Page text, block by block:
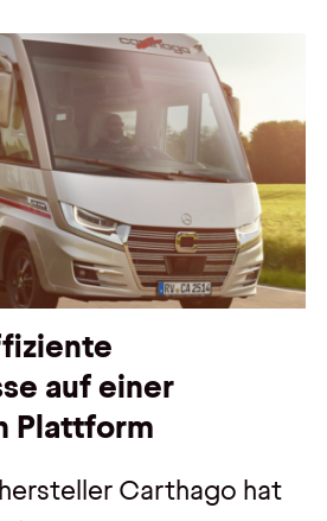
auf einer
Plattform
Carthago hat